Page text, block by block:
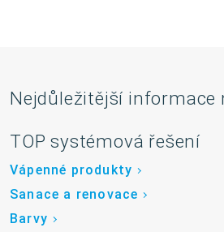
Nejdůležitější informace
TOP systémová řešení
Vápenné produkty
Sanace a renovace
Barvy